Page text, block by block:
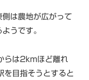
は農地が広がって
うです。
らは2kmほど離れ
目指そうとすると